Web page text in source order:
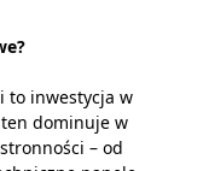
to inwestycja w
ten dominuje w
– od